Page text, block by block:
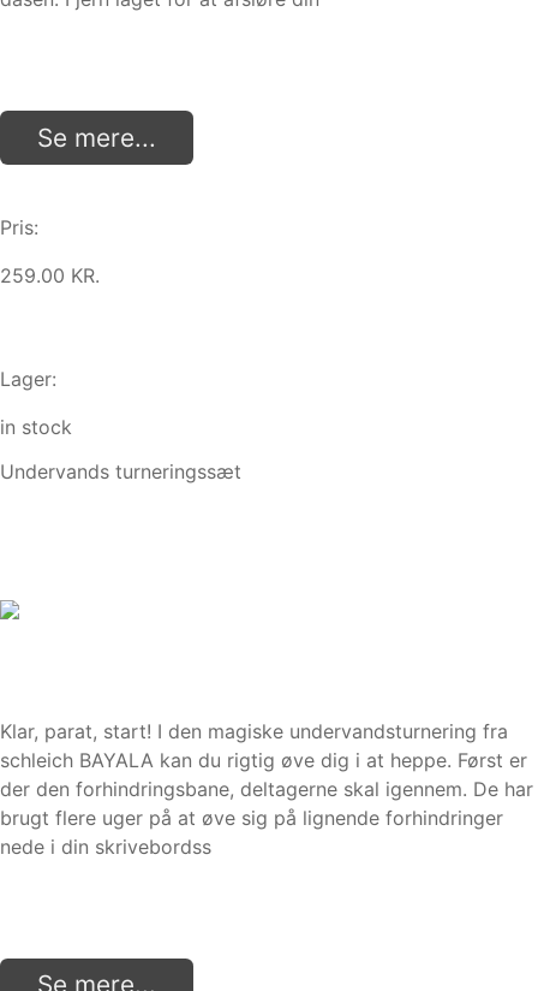
Se mere...
Pris:
259.00 KR.
Lager:
in stock
Undervands turneringssæt
Klar, parat, start! I den magiske undervandsturnering fra
schleich BAYALA kan du rigtig øve dig i at heppe. Først er
der den forhindringsbane, deltagerne skal igennem. De har
brugt flere uger på at øve sig på lignende forhindringer
nede i din skrivebordss